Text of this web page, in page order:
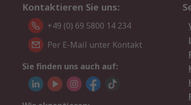
Kontaktieren Sie uns:
+49 (0) 69 5800 14 234
Per E-Mail unter Kontakt
Sie finden uns auch auf: